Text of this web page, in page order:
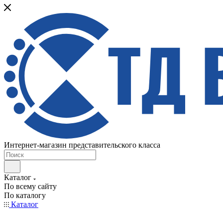
Интернет-магазин представительского класса
Каталог
По всему сайту
По каталогу
Каталог